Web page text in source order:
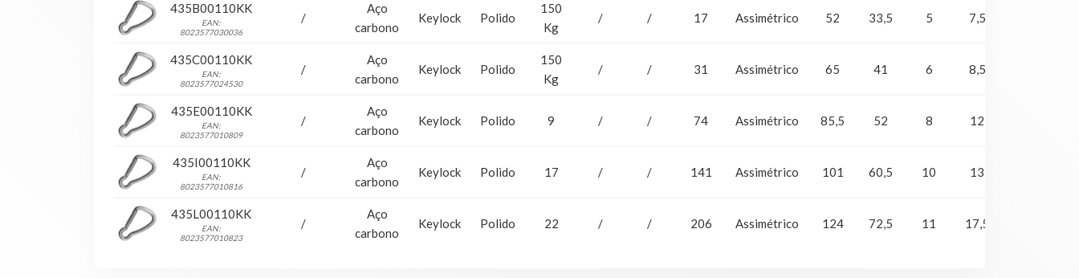
435B00110KK
EAN:
8023577030036
/
Aço
carbono
Keylock Polido
150
Kg
/ / 17 Assimétrico 52 33,5 5 7,5
435C00110KK
EAN:
8023577024530
/
Aço
carbono
Keylock Polido
150
Kg
/ / 31 Assimétrico 65 41 6 8,5
435E00110KK
EAN:
8023577010809
/
Aço
carbono
Keylock Polido 9 / / 74 Assimétrico 85,5 52 8 12
435I00110KK
EAN:
8023577010816
/
Aço
carbono
Keylock Polido 17 / / 141 Assimétrico 101 60,5 10 13
435L00110KK
EAN:
8023577010823
/
Aço
carbono
Keylock Polido 22 / / 206 Assimétrico 124 72,5 11 17,5